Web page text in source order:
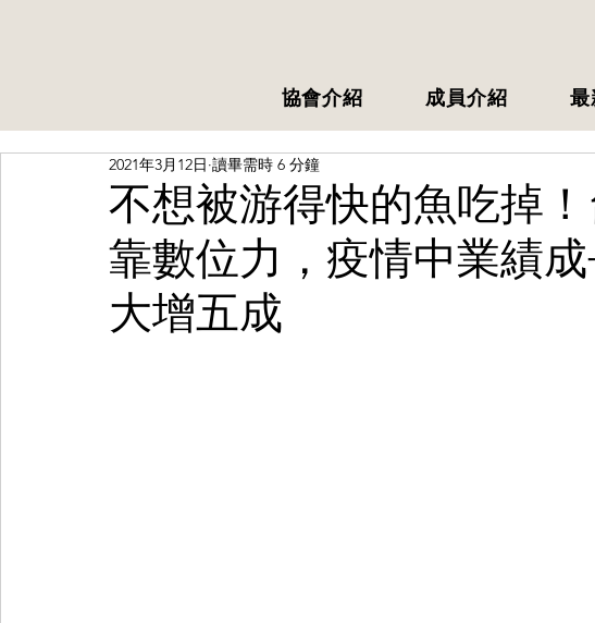
協會介紹 成員介紹 最
不想被游得快的魚吃掉
靠數位力，疫情中業績
大增五成
2021年3月12日 讀畢需時 6 分鐘